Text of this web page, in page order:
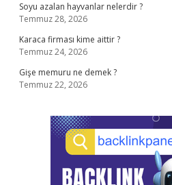
Soyu azalan hayvanlar nelerdir ?
Temmuz 28, 2026
Karaca firması kime aittir ?
Temmuz 24, 2026
Gişe memuru ne demek ?
Temmuz 22, 2026